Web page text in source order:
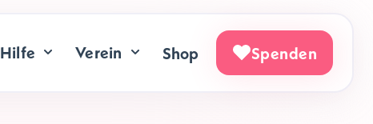
Hilfe Verein Shop Spenden